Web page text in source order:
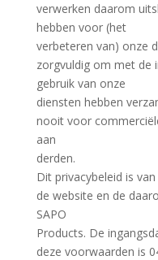
verwerken daarom
hebben voor (het
verbeteren van) onze
zorgvuldig om met de
gebruik van onze
diensten hebben
nooit voor
aan
derden.
Dit privacybeleid is
de website en de
SAPO
Products. De
deze voorwaarden is